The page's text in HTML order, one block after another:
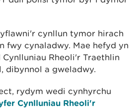
cynllun tymor hirach
fwy cynaladwy. Mae hefyd yn
Rheoli'r Traethlin
dibynnol a gweladwy.
rydym wedi cynhyrchu
Cynlluniau Rheoli'r